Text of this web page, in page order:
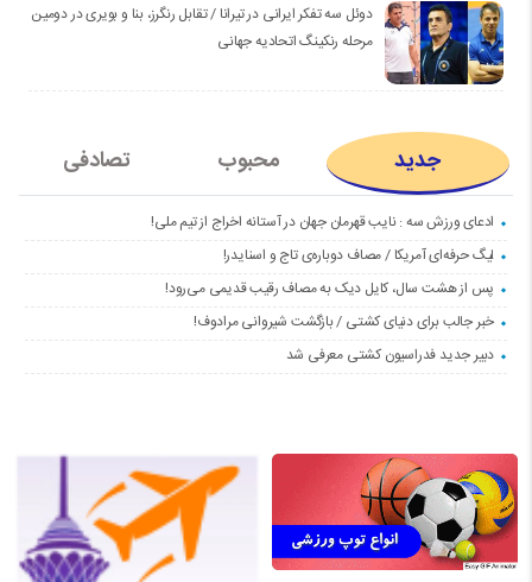
دوئل سه تفکر ایرانی در تیرانا / تقابل رنگرز، بنا و بویری در دومین
مرحله رنکینگ اتحادیه جهانی
جدید محبوب تصادفی
ادعای ورزش سه : نایب قهرمان جهان در آستانه اخراج از تیم ملی!
لیگ حرفه‌ای آمریکا / مصاف دوباره‌ی تاج و اسنایدر!
پس از هشت سال، کایل دیک به مصاف رقیب قدیمی می‌رود!
خبر جالب برای دنیای کشتی / بازگشت شیروانی مرادوف!
دبیر جدید فدراسیون کشتی معرفی شد